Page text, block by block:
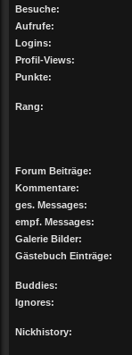
Besuche:
Aufrufe:
Logins:
Profil-Views:
Punkte:
Rang:
Forum Beiträge:
Kommentare:
ges. Messages:
empf. Messages:
Galerie Bilder:
Gästebuch Einträge:
Buddies:
Ignores:
Nickhistory: